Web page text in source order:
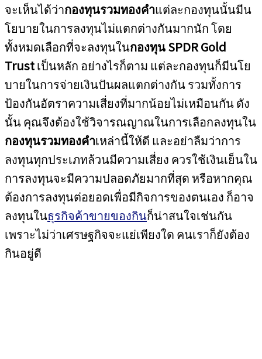
จะเห็นได้ว่ากองทุนรวมทองคำแต่ละกองทุนนั้นมีน
โยบายในการลงทุนไม่แตกต่างกันมากนัก โดย
ทั้งหมดเลือกที่จะลงทุนในกองทุน SPDR Gold
Trustเป็นหลัก อย่างไรก็ตาม แต่ละกองทุนก็มีนโย
บายในการจ่ายเงินปันผลแตกต่างกัน รวมทั้งการ
ป้องกันอัตราความเสี่ยงที่มากน้อยไม่เหมือนกัน ดัง
นั้น คุณจึงต้องใช้วิจารณญาณในการเลือกลงทุนใน
กองทุนรวมทองคำเหล่านี้ให้ดี และอย่าลืมว่าการ
ลงทุนทุกประเภทล้วนมีความเสี่ยง ควรใช้เงินเย็นใน
การลงทุนจะมีความปลอดภัยมากที่สุด หรือหากคุณ
ต้องการลงทุนต่อยอดเพื่อมีกิจการของตนเอง ก็อาจ
ลงทุนในธุรกิจค้าขายของกินก็น่าสนใจเช่นกัน
เพราะไม่ว่าเศรษฐกิจจะแย่เพียงใด คนเราก็ยังต้อง
กินอยู่ดี